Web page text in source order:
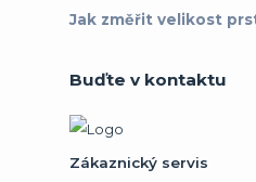
Jak změřit velikost
Buďte v kontaktu
Zákaznický servis